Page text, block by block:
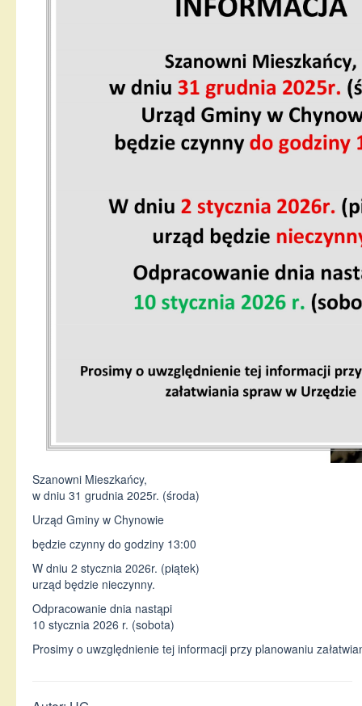
Szanowni Mieszkańcy,
w dniu 31 grudnia 2025r. (środa)
Urząd Gminy w Chynowie
będzie czynny do godziny 13:00
W dniu 2 stycznia 2026r. (piątek)
urząd będzie nieczynny.
Odpracowanie dnia nastąpi
10 stycznia 2026 r. (sobota)
Prosimy o uwzględnienie tej informacji przy planowaniu